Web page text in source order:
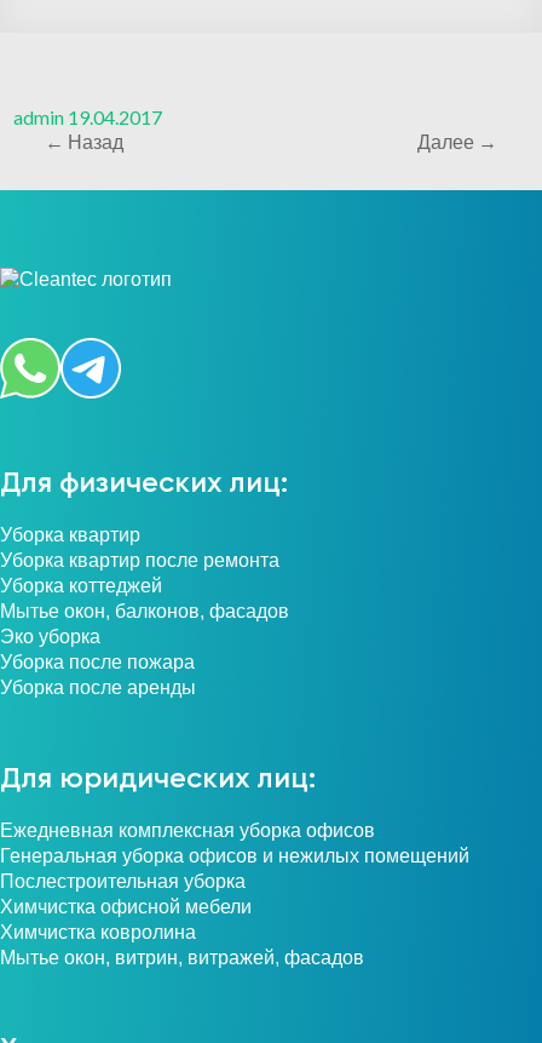
admin 19.04.2017
← Назад
Далее →
Для физических лиц:
Уборка квартир
Уборка квартир после ремонта
Уборка коттеджей
Мытье окон, балконов, фасадов
Эко уборка
Уборка после пожара
Уборка после аренды
Для юридических лиц:
Ежедневная комплексная уборка офисов
Генеральная уборка офисов и нежилых помещений
Послестроительная уборка
Химчистка офисной мебели
Химчистка ковролина
Мытье окон, витрин, витражей, фасадов